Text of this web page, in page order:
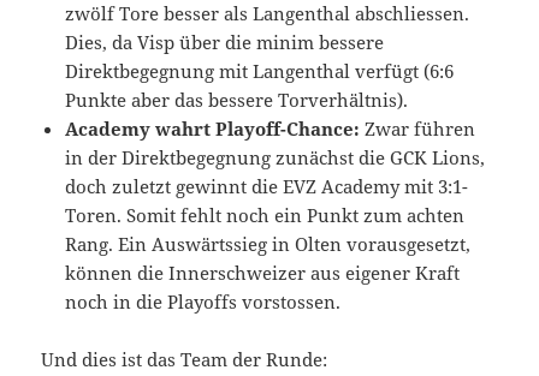
zwölf Tore besser als Langenthal abschliessen.
Dies, da Visp über die minim bessere
Direktbegegnung mit Langenthal verfügt (6:6
Punkte aber das bessere Torverhältnis).
Academy wahrt Playoff-Chance: Zwar führen
in der Direktbegegnung zunächst die GCK Lions,
doch zuletzt gewinnt die EVZ Academy mit 3:1-
Toren. Somit fehlt noch ein Punkt zum achten
Rang. Ein Auswärtssieg in Olten vorausgesetzt,
können die Innerschweizer aus eigener Kraft
noch in die Playoffs vorstossen.
Und dies ist das Team der Runde: